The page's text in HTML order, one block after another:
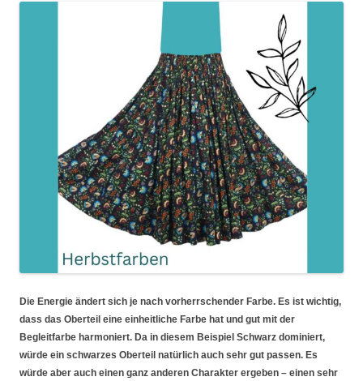
Die Energie ändert sich je nach vorherrschender Farbe. Es ist wichtig,
dass das Oberteil eine einheitliche Farbe hat und gut mit der
Begleitfarbe harmoniert. Da in diesem Beispiel Schwarz dominiert,
würde ein schwarzes Oberteil natürlich auch sehr gut passen. Es
würde aber auch einen ganz anderen Charakter ergeben – einen sehr